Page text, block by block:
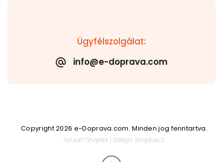
Ügyfélszolgálat:
info@e-doprava.com
Copyright 2026 e-Doprava.com. Minden jog fenntartva.
VytvořilShoptet | DesignShoptak.cz